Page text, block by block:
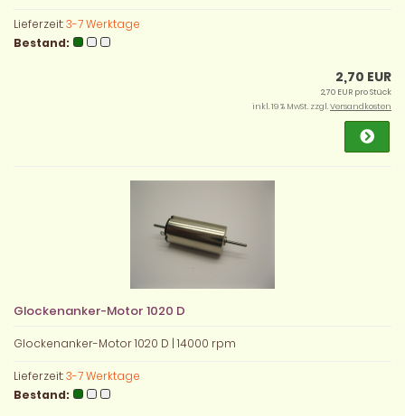
Lieferzeit:3-7 Werktage
Bestand:
2,70 EUR
2,70 EUR pro Stück
inkl. 19 % MwSt. zzgl.Versandkosten
Glockenanker-Motor 1020 D
Glockenanker-Motor 1020 D | 14000 rpm
Lieferzeit:3-7 Werktage
Bestand: